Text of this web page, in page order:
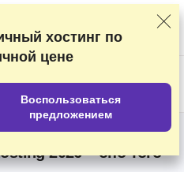
тщательного тестирования
отзывы и наши коммерческие
странице содержатся
о рекламе
US$
2026 – оно того
хостинг по
цене
Воспользоваться
предложением